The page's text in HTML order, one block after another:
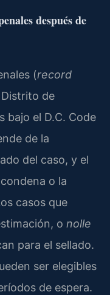
después de
(record
de
bajo el D.C. Code
de la
del caso, y el
o la
casos que
o nolle
para el sellado.
ser elegibles
de espera.